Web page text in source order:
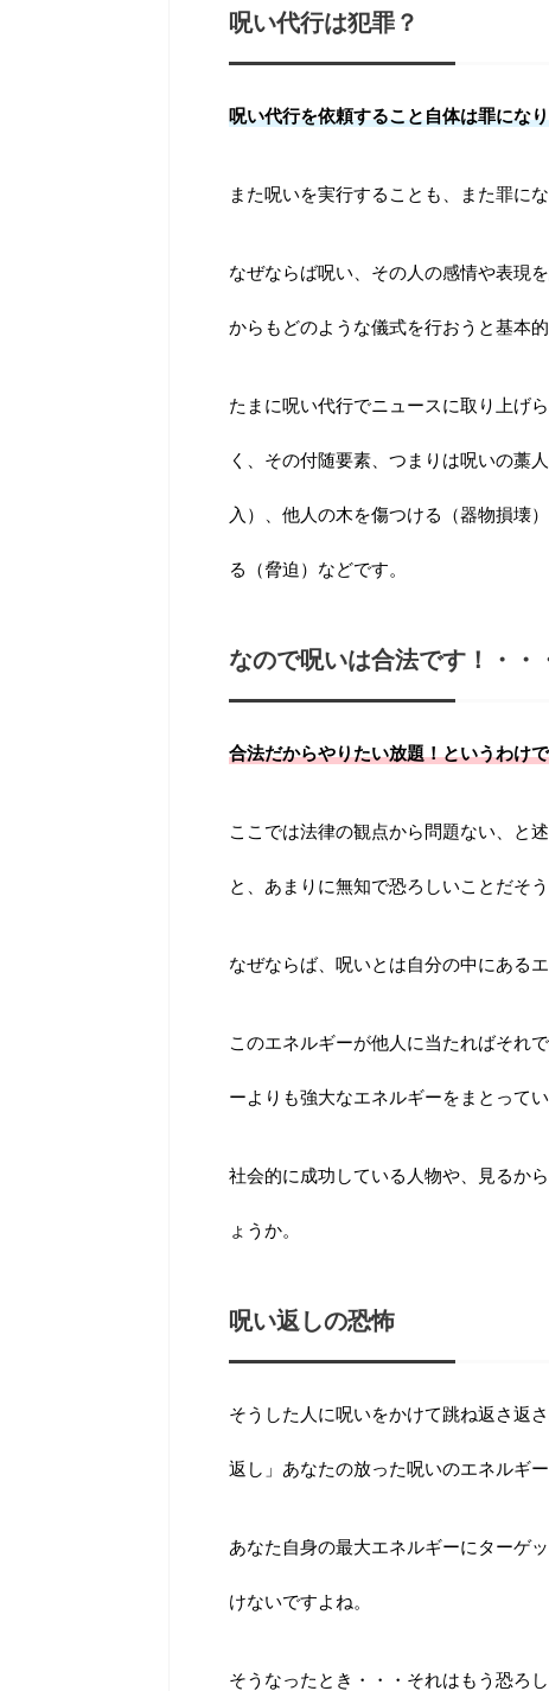
呪い代行は犯罪？
呪い代行を依頼すること自体は罪にな
また呪いを実行することも、また罪にな
なぜならば呪い、その人の感情や表現
からもどのような儀式を行おうと基本
たまに呪い代行でニュースに取り上げ
く、その付随要素、つまりは呪いの藁
入）、他人の木を傷つける（器物損壊
る（脅迫）などです。
なので呪いは合法です！・・
合法だからやりたい放題！というわけ
ここでは法律の観点から問題ない、と
と、あまりに無知で恐ろしいことだそう
なぜならば、呪いとは自分の中にある
このエネルギーが他人に当たればそれ
ーよりも強大なエネルギーをまとって
社会的に成功している人物や、見るか
ょうか。
呪い返しの恐怖
そうした人に呪いをかけて跳ね返さ返
返し」あなたの放った呪いのエネルギ
あなた自身の最大エネルギーにターゲ
けないですよね。
そうなったとき・・・それはもう恐ろ